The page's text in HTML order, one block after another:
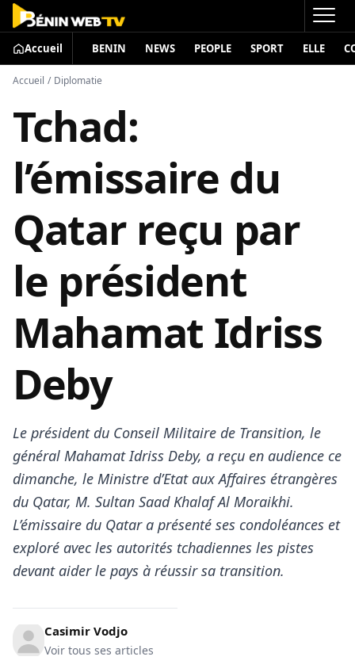
Accueil BENIN NEWS PEOPLE SPORT ELLE
Accueil / Diplomatie
Tchad:
l’émissaire du
Qatar reçu par
le président
Mahamat Idriss
Deby
Le président du Conseil Militaire de Transition, le
général Mahamat Idriss Deby, a reçu en audience ce
dimanche, le Ministre d’Etat aux Affaires étrangères
du Qatar, M. Sultan Saad Khalaf Al Moraikhi.
L’émissaire du Qatar a présenté ses condoléances et
exploré avec les autorités tchadiennes les pistes
devant aider le pays à réussir sa transition.
Casimir Vodjo
Voir tous ses articles